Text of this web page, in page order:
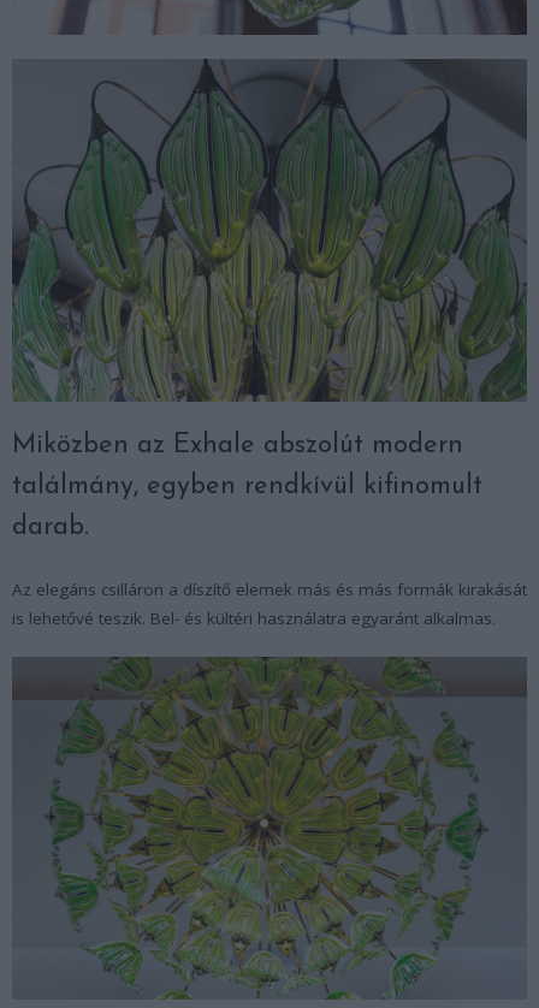
Miközben az Exhale abszolút modern
találmány, egyben rendkívül kifinomult
darab.
Az elegáns csilláron a díszítő elemek más és más formák kirakását
is lehetővé teszik. Bel- és kültéri használatra egyaránt alkalmas.